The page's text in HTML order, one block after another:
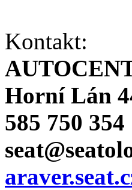
Kontakt:
Horní Lán
585 750 354